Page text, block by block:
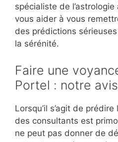
spécialiste de
vous aider à vous
des prédictions
la sérénité.
Faire une
Portel : notre avis
Lorsqu’il s’agit de prédire
des consultants est
ne peut pas donner de